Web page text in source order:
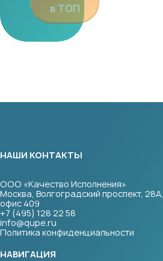
в ТОП
НАШИ КОНТАКТЫ
ООО «Качество Исполнения»
Москва, Волгоградский проспект, 28А,
офис 409
+7 (495) 128 22 58
info@qupe.ru
Политика конфиденциальности
НАВИГАЦИЯ